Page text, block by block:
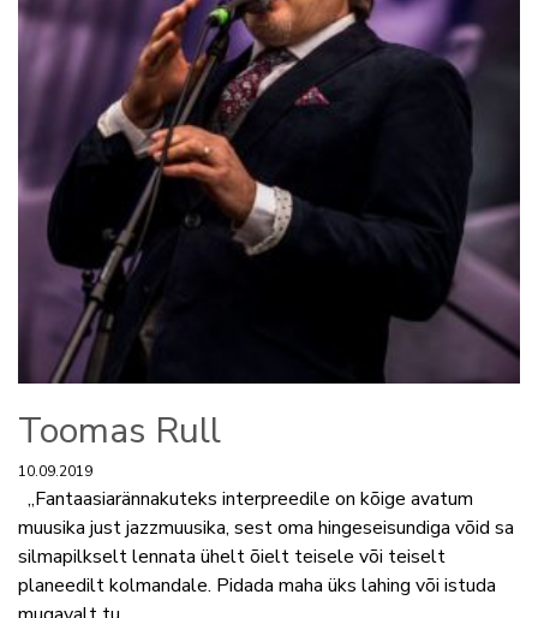
Toomas Rull
10.09.2019
„Fantaasiarännakuteks interpreedile on kõige avatum
muusika just jazzmuusika, sest oma hingeseisundiga võid sa
silmapilkselt lennata ühelt õielt teisele või teiselt
planeedilt kolmandale. Pidada maha üks lahing või istuda